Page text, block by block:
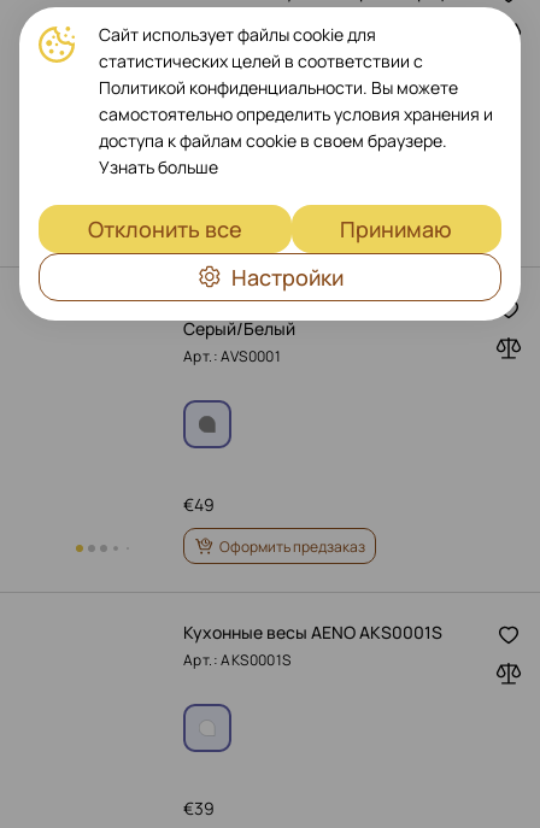
399
€
Оформить предзаказ
AENO VS1 Вакуумный упаковщик
Серый/Белый
Арт.: AVS0001
49
€
Оформить предзаказ
Кухонные весы AENO AKS0001S
Арт.: AKS0001S
39
€
Сайт использует файлы cookie для
статистических целей в соответствии с
Политикой конфиденциальности. Вы можете
самостоятельно определить условия хранения и
доступа к файлам cookie в своем браузере.
Узнать больше
Отклонить все
Принимаю
Настройки